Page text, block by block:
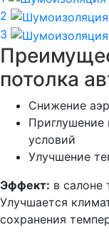
2
3
потолка
Снижение
условий
Улучшение
Эффект: в
Улучшается
сохранения